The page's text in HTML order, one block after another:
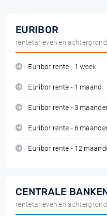
EURIBOR
rentetarieven en
Euribor rente - 1 week
Euribor rente - 1 maand
Euribor rente - 3
Euribor rente - 6
Euribor rente - 12
CENTRALE
rentetarieven en